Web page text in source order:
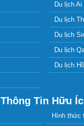
Thông Tin Hữu
Hình thức
Du lịch Ai
Du lịch
Du lịch
Du lịch
Du lịch